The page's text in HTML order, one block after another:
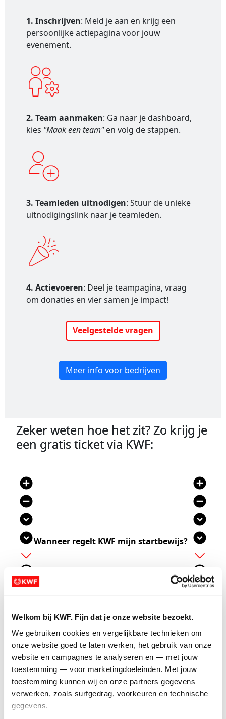
Welkom bij KWF. Fijn dat je onze website bezoekt.
We gebruiken cookies en vergelijkbare technieken om
onze website goed te laten werken, het gebruik van onze
website en campagnes te analyseren en — met jouw
toestemming — voor marketingdoeleinden. Met jouw
toestemming kunnen wij en onze partners gegevens
verwerken, zoals surfgedrag, voorkeuren en technische
gegevens.
1. Inschrijven: Meld je aan en krijg een
persoonlijke actiepagina voor jouw
evenement.
2. Team aanmaken: Ga naar je dashboard,
kies "Maak een team"en volg de stappen.
3. Teamleden uitnodigen: Stuur de unieke
uitnodigingslink naar je teamleden.
4. Actievoeren: Deel je teampagina, vraag
om donaties en vier samen je impact!
Veelgestelde vragen
Meer info voor bedrijven
Zeker weten hoe het zit? Zo krijg je
een gratis ticket via KWF:
add_circle
remove_circle
expand_circle_down
expand_circle_down
add
add_circle_outline
remove_circle_outline
Wanneer regelt KWF mijn startbewijs?
add_circle
remove_circle
expand_circle_down
expand_circle_down
add
add_circle_outline
remove_circle_outline
Je hebt je ingeschreven via KWF en bij aanmelden
gekozen voor: ‘KWF koopt mijn startbewijs’. Als je
dan vóór18 september 2026minimaal750 euro
euro ophaalt, betaalt KWF je ticket en is je
startbewijsgegarandeerd.
add_circle